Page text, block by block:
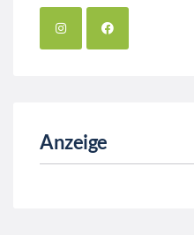
Anzeige